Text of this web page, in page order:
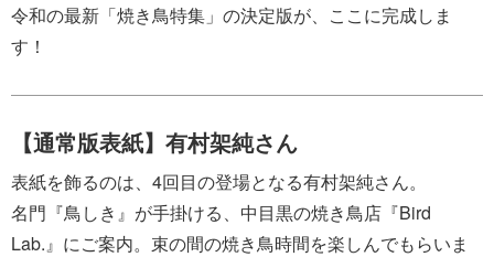
令和の最新「焼き鳥特集」の決定版が、ここに完成しま
す！
【通常版表紙】有村架純さん
表紙を飾るのは、4回目の登場となる有村架純さん。
名門『鳥しき』が手掛ける、中目黒の焼き鳥店『Bird
Lab.』にご案内。束の間の焼き鳥時間を楽しんでもらいま